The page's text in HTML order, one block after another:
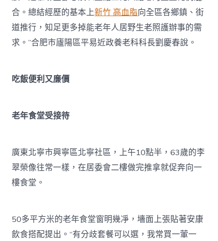
合。總結經歷的基本上新竹 高血脂向全區各鄉鎮、街
道推行，知足更多掉能老年人居野生老照護辦事的需
求。”合肥市廬陽區平易近政養老科科長劉慶春說。
吃飯便利又廉價
老年食堂受接待
廣東北寧市興寧區北寧社區，上午10點半，63歲的李
翠榮像往常一樣，在居委會二樓做完推拿就促奔向一
樓食堂。
50多平方米的老年食堂窗明幾凈，墻面上張貼著安康
飲食搭配提出。“有分歧套餐可以選，我常買一葷一